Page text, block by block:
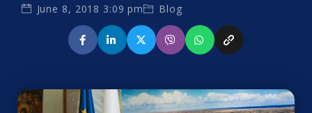
June 8, 2018 3:09 pm Blog